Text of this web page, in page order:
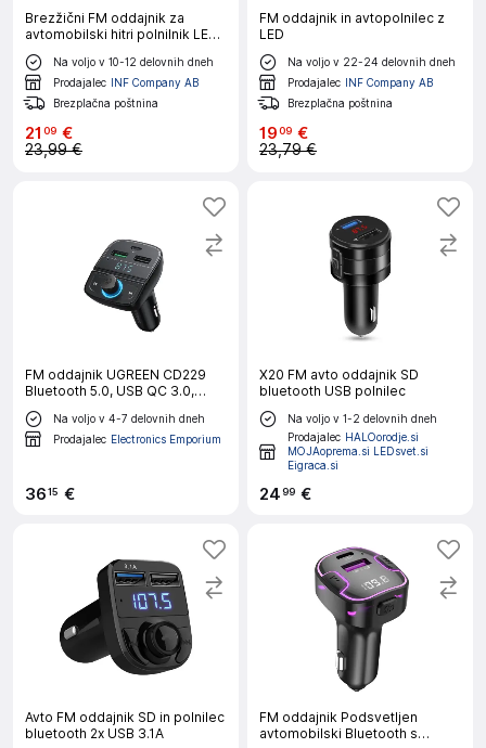
Brezžični FM oddajnik za
avtomobilski hitri polnilnik LED
7 barv QC3.0
Na voljo v 10-12 delovnih dneh
Prodajalec INF Company AB
Brezplačna poštnina
21 09 €
23,99 €
FM oddajnik in avtopolnilec z
LED
Na voljo v 22-24 delovnih dneh
Prodajalec INF Company AB
Brezplačna poštnina
1909 €
23,79 €
FM oddajnik UGREEN CD229
Bluetooth 5.0, USB QC 3.0,
USB-C PD, microSD (črn)
Na voljo v 4-7 delovnih dneh
Prodajalec Electronics Emporium
3615 €
X20 FM avto oddajnik SD
bluetooth USB polnilec
Na voljo v 1-2 delovnih dneh
Prodajalec HALOorodje.si
MOJAoprema.si LEDsvet.si
Eigraca.si
2499 €
Avto FM oddajnik SD in polnilec
bluetooth 2x USB 3.1A
FM oddajnik Podsvetljen
avtomobilski Bluetooth s